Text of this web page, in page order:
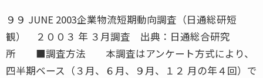
９９ JUNE 2003企業物流短期動向調査（日通総研短
観） ２００３ 年 ３月調査 出典：日通総合研究
所 ■調査方法 本調査はアンケート方式により、
四半期ベース（３月、６月、９月、１２ 月の年４回）で